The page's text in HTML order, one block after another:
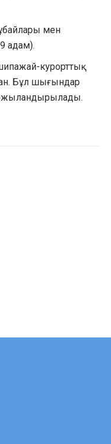
мен
адам).
курорттық
Бұл шығындар